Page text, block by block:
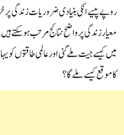
روپے پیسے انکی بنیادی ضروریات زندگی
معیار زندگی پر واضح نتائج مرتب ہوسکتے
میں کیسے جیت ملے گئی اور عالمی طاقتوں کو
کا موقع کیسے ملے گا؟